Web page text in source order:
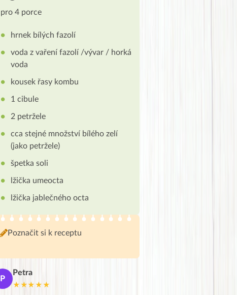
pro 4 porce
hrnek bílých fazolí
voda z vaření fazolí /vývar / horká
voda
kousek řasy kombu
1 cibule
2 petržele
cca stejné množství bílého zelí
(jako petržele)
špetka soli
lžička umeocta
lžička jablečného octa
Poznačit si k receptu
P
Petra
★★★★★